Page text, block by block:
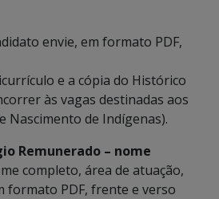
envie, em formato PDF,
e a cópia do Histórico
às vagas destinadas aos
Nascimento de Indígenas).
Remunerado – nome
completo, área de atuação,
formato PDF, frente e verso